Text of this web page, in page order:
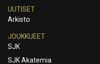
UUTISET
Arkisto
JOUKKUEET
SJK
SJK Akatemia